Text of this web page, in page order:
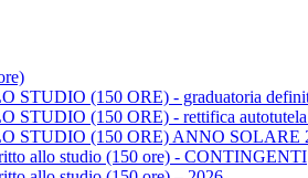
STUDIO (150 ORE) - graduatoria
STUDIO (150 ORE) - rettifica autotutela
STUDIO (150 ORE) ANNO SOLARE
allo studio (150 ore) - CONTINGENTI